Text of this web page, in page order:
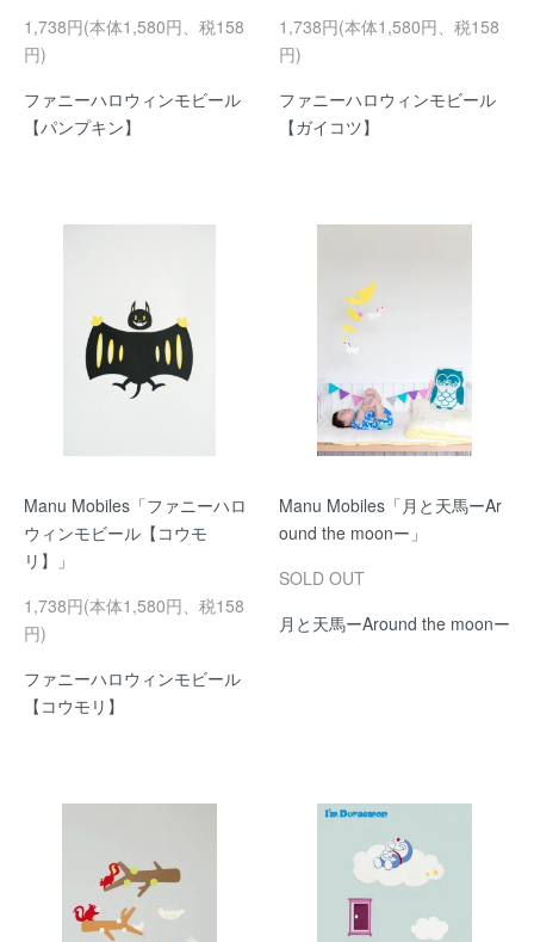
1,738円(本体1,580円、税158
円)
ファニーハロウィンモビール
【パンプキン】
1,738円(本体1,580円、税158
円)
ファニーハロウィンモビール
【ガイコツ】
Manu Mobiles「ファニーハロ
ウィンモビール【コウモ
リ】」
1,738円(本体1,580円、税158
円)
ファニーハロウィンモビール
【コウモリ】
Manu Mobiles「月と天馬ーAr
ound the moonー」
SOLD OUT
月と天馬ーAround the moonー